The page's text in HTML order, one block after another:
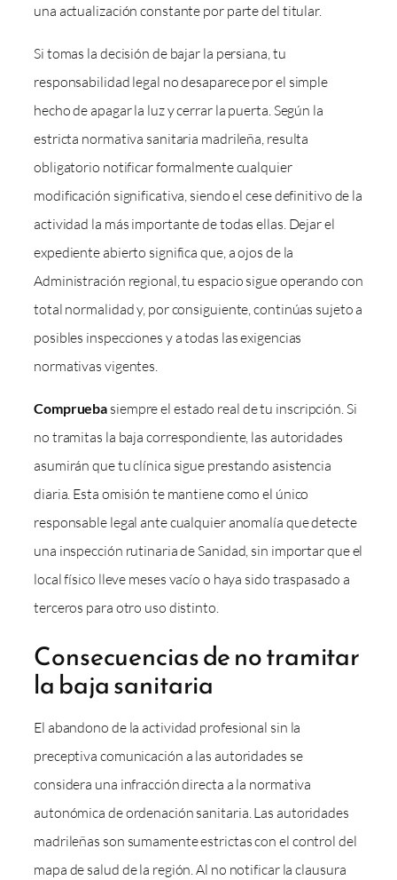
una actualización constante por parte del titular.
Si tomas la decisión de bajar la persiana, tu
responsabilidad legal no desaparece por el simple
hecho de apagar la luz y cerrar la puerta. Según la
estricta normativa sanitaria madrileña, resulta
obligatorio notificar formalmente cualquier
modificación significativa, siendo el cese definitivo de la
actividad la más importante de todas ellas. Dejar el
expediente abierto significa que, a ojos de la
Administración regional, tu espacio sigue operando con
total normalidad y, por consiguiente, continúas sujeto a
posibles inspecciones y a todas las exigencias
normativas vigentes.
Comprueba siempre el estado real de tu inscripción. Si
no tramitas la baja correspondiente, las autoridades
asumirán que tu clínica sigue prestando asistencia
diaria. Esta omisión te mantiene como el único
responsable legal ante cualquier anomalía que detecte
una inspección rutinaria de Sanidad, sin importar que el
local físico lleve meses vacío o haya sido traspasado a
terceros para otro uso distinto.
Consecuencias de no tramitar
la baja sanitaria
El abandono de la actividad profesional sin la
preceptiva comunicación a las autoridades se
considera una infracción directa a la normativa
autonómica de ordenación sanitaria. Las autoridades
madrileñas son sumamente estrictas con el control del
mapa de salud de la región. Al no notificar la clausura